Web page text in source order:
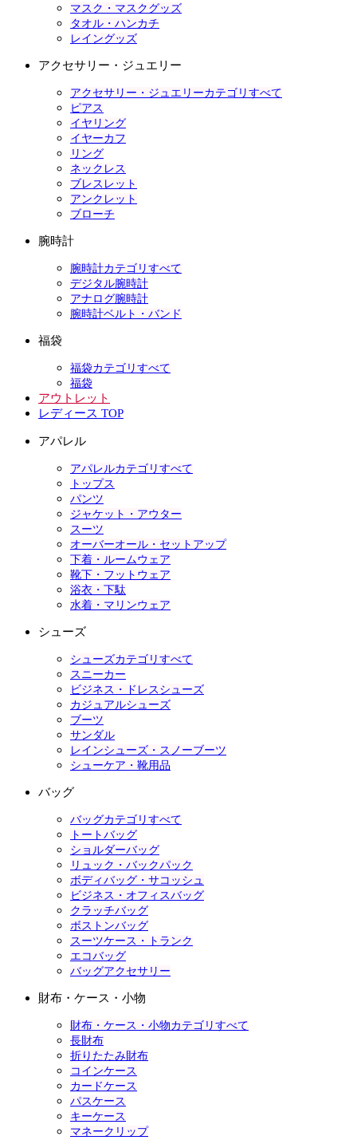
マスク・マスクグッズ
タオル・ハンカチ
レイングッズ
アクセサリー・ジュエリー
アクセサリー・ジュエリーカテゴリすべて
ピアス
イヤリング
イヤーカフ
リング
ネックレス
ブレスレット
アンクレット
ブローチ
腕時計
腕時計カテゴリすべて
デジタル腕時計
アナログ腕時計
腕時計ベルト・バンド
福袋
福袋カテゴリすべて
福袋
アウトレット
レディース TOP
アパレル
アパレルカテゴリすべて
トップス
パンツ
ジャケット・アウター
スーツ
オーバーオール・セットアップ
下着・ルームウェア
靴下・フットウェア
浴衣・下駄
水着・マリンウェア
シューズ
シューズカテゴリすべて
スニーカー
ビジネス・ドレスシューズ
カジュアルシューズ
ブーツ
サンダル
レインシューズ・スノーブーツ
シューケア・靴用品
バッグ
バッグカテゴリすべて
トートバッグ
ショルダーバッグ
リュック・バックパック
ボディバッグ・サコッシュ
ビジネス・オフィスバッグ
クラッチバッグ
ボストンバッグ
スーツケース・トランク
エコバッグ
バッグアクセサリー
財布・ケース・小物
財布・ケース・小物カテゴリすべて
長財布
折りたたみ財布
コインケース
カードケース
パスケース
キーケース
マネークリップ